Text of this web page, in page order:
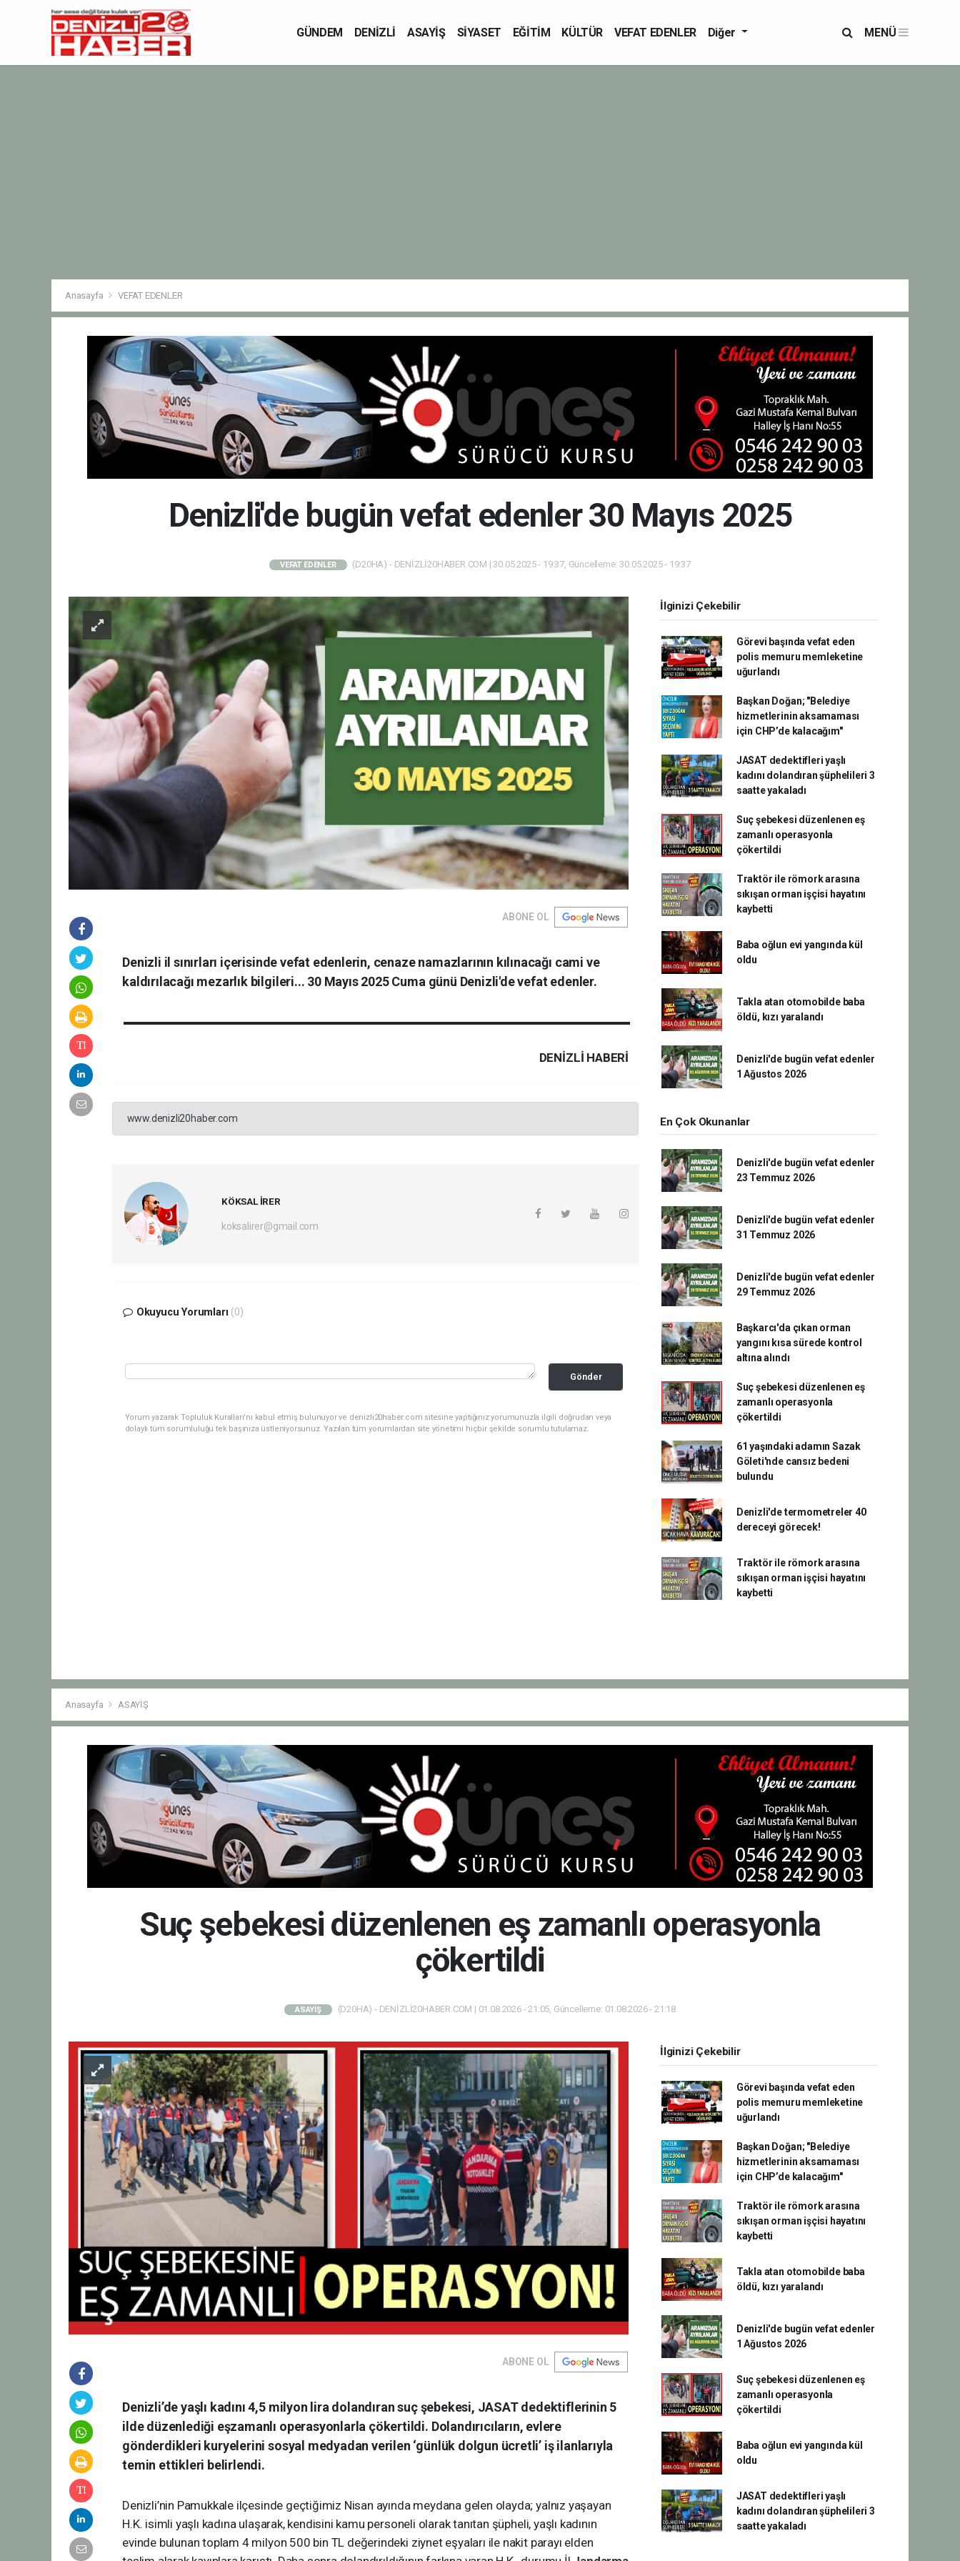
GÜNDEM DENİZLİ ASAYİŞ SİYASET EĞİTİM KÜLTÜR VEFAT EDENLER Diğer MENÜ
Anasayfa VEFAT EDENLER
Denizli'de bugün vefat edenler 30 Mayıs 2025
VEFAT EDENLER (D20HA) - DENİZLİ20HABER.COM | 30.05.2025 - 19:37, Güncelleme: 30.05.2025 - 19:37
ABONE OL
Denizli il sınırları içerisinde vefat edenlerin, cenaze namazlarının kılınacağı cami ve
kaldırılacağı mezarlık bilgileri... 30 Mayıs 2025 Cuma günü Denizli'de vefat edenler.
DENIZLI HABERİ
www.denizli20haber.com
KÖKSAL İRER
koksalirer@gmail.com
Okuyucu Yorumları (0)
Gönder
Yorum yazarak Topluluk Kuralları’nı kabul etmiş bulunuyor ve denizli20haber.com sitesine yaptığınız yorumunuzla ilgili doğrudan veya
dolaylı tüm sorumluluğu tek başınıza üstleniyorsunuz. Yazılan tüm yorumlardan site yönetimi hiçbir şekilde sorumlu tutulamaz.
İlginizi Çekebilir
Görevi başında vefat eden
polis memuru memleketine
uğurlandı
Başkan Doğan; "Belediye
hizmetlerinin aksamaması
için CHP’de kalacağım"
JASAT dedektifleri yaşlı
kadını dolandıran şüphelileri 3
saatte yakaladı
Suç şebekesi düzenlenen eş
zamanlı operasyonla
çökertildi
Traktör ile römork arasına
sıkışan orman işçisi hayatını
kaybetti
Baba oğlun evi yangında kül
oldu
Takla atan otomobilde baba
öldü, kızı yaralandı
Denizli'de bugün vefat edenler
1 Ağustos 2026
En Çok Okunanlar
Denizli'de bugün vefat edenler
23 Temmuz 2026
Denizli'de bugün vefat edenler
31 Temmuz 2026
Denizli'de bugün vefat edenler
29 Temmuz 2026
Başkarcı'da çıkan orman
yangını kısa sürede kontrol
altına alındı
Suç şebekesi düzenlenen eş
zamanlı operasyonla
çökertildi
61 yaşındaki adamın Sazak
Göleti'nde cansız bedeni
bulundu
Denizli'de termometreler 40
dereceyi görecek!
Traktör ile römork arasına
sıkışan orman işçisi hayatını
kaybetti
Anasayfa ASAYİŞ
Suç şebekesi düzenlenen eş zamanlı operasyonla
çökertildi
ASAYİŞ (D20HA) - DENİZLİ20HABER.COM | 01.08.2026 - 21:05, Güncelleme: 01.08.2026 - 21:18
ABONE OL
Denizli’de yaşlı kadını 4,5 milyon lira dolandıran suç şebekesi, JASAT dedektiflerinin 5
ilde düzenlediği eşzamanlı operasyonlarla çökertildi. Dolandırıcıların, evlere
gönderdikleri kuryelerini sosyal medyadan verilen ‘günlük dolgun ücretli’ iş ilanlarıyla
temin ettikleri belirlendi.
Denizli’nin Pamukkale ilçesinde geçtiğimiz Nisan ayında meydana gelen olayda; yalnız yaşayan
H.K. isimli yaşlı kadına ulaşarak, kendisini kamu personeli olarak tanıtan şüpheli, yaşlı kadının
evinde bulunan toplam 4 milyon 500 bin TL değerindeki ziynet eşyaları ile nakit parayı elden
İlginizi Çekebilir
Görevi başında vefat eden
polis memuru memleketine
uğurlandı
Başkan Doğan; "Belediye
hizmetlerinin aksamaması
için CHP’de kalacağım"
Traktör ile römork arasına
sıkışan orman işçisi hayatını
kaybetti
Takla atan otomobilde baba
öldü, kızı yaralandı
Denizli'de bugün vefat edenler
1 Ağustos 2026
Suç şebekesi düzenlenen eş
zamanlı operasyonla
çökertildi
Baba oğlun evi yangında kül
oldu
JASAT dedektifleri yaşlı
kadını dolandıran şüphelileri 3
saatte yakaladı